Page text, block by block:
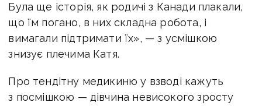
Була ще історія, як родичі з Канади плакали,
що їм погано, в них складна робота, і
вимагали підтримати їх», — з усмішкою
знизує плечима Катя.
Про тендітну медикиню у взводі кажуть
з посмішкою — дівчина невисокого зросту